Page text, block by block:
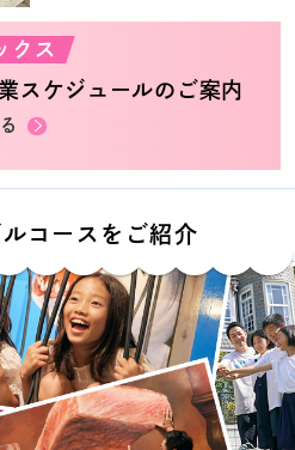
クス
スケジュールのご案内
コースをご紹介